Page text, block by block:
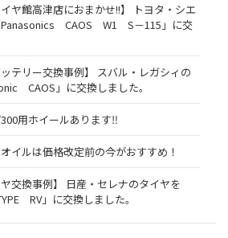
ヤ館高津店におまかせ!!】 トヨタ・シエ
Panasonics CAOS W1 S－115」に交
テリー交換事例】 スバル・レガシィの
CAOS」に交換しました。
用ホイールあります‼
イルは価格改定前の今がおすすめ！
交換事例】 日産・セレナのタイヤを
RV」に交換しました。